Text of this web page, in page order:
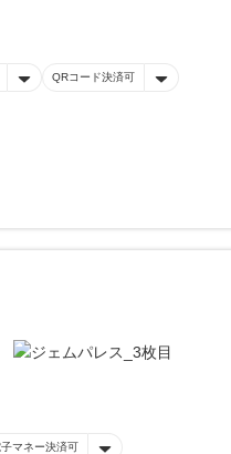
QRコード決済可
子マネー決済可